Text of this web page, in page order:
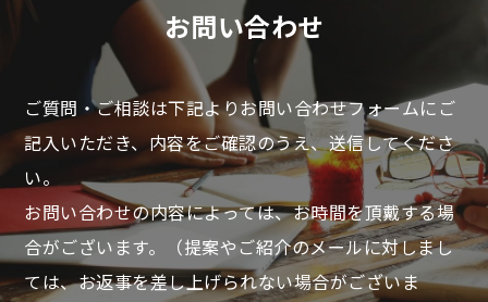
お問い合わせ
ご質問・ご相談は下記よりお問い合わせフォームにご
記入いただき、内容をご確認のうえ、送信してくださ
い。
お問い合わせの内容によっては、お時間を頂戴する場
合がございます。
（提案やご紹介のメールに対しまし
ては、お返事を差し上げられない場合がございま